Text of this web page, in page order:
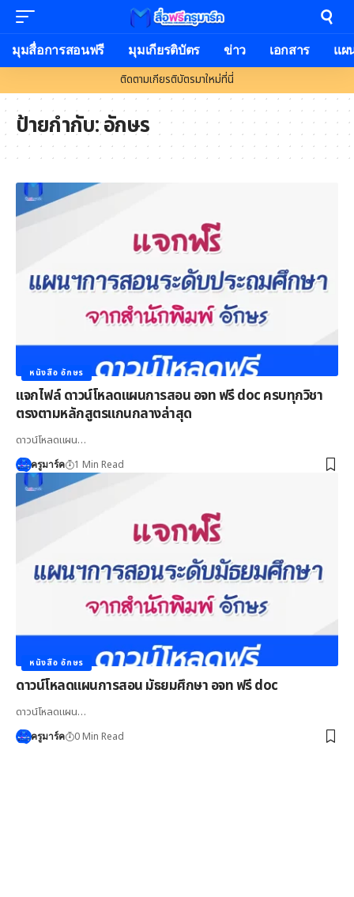
มุมสื่อการสอนฟรี มุมเกียรติบัตร ข่าว เอกสาร แผ
ติดตามเกียรติบัตรมาใหม่ที่นี่
ป้ายกำกับ:อักษร
หนังสือ อักษร
แจกไฟล์ ดาวน์โหลดแผนการสอน อจท ฟรี doc ครบทุกวิชา
ตรงตามหลักสูตรแกนกลางล่าสุด
ดาวน์โหลดแผน…
ครูมาร์ค 1 Min Read
หนังสือ อักษร
ดาวน์โหลดแผนการสอน มัธยมศึกษา อจท ฟรี doc
ดาวน์โหลดแผน…
ครูมาร์ค 0 Min Read